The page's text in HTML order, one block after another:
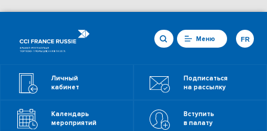
Меню
Личный
кабинет
Подписаться
на рассылку
Календарь
мероприятий
Вступить
в палату
FR